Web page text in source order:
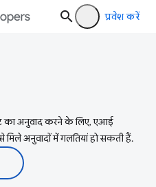
प्रवेश करें
का अनुवाद करने के लिए, एआई
अनुवादों में गलतियां हो सकती हैं.